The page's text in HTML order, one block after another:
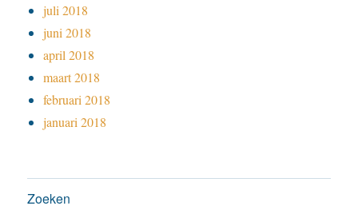
juli 2018
juni 2018
april 2018
maart 2018
februari 2018
januari 2018
Zoeken